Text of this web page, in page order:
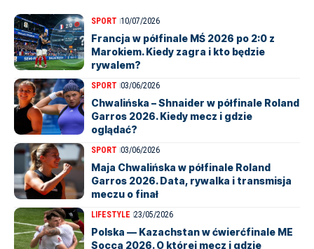
SPORT 10/07/2026
Francja w półfinale MŚ 2026 po 2:0 z
Marokiem. Kiedy zagra i kto będzie
rywalem?
SPORT 03/06/2026
Chwalińska – Shnaider w półfinale Roland
Garros 2026. Kiedy mecz i gdzie
oglądać?
SPORT 03/06/2026
Maja Chwalińska w półfinale Roland
Garros 2026. Data, rywalka i transmisja
meczu o finał
LIFESTYLE 23/05/2026
Polska — Kazachstan w ćwierćfinale ME
Socca 2026. O której mecz i gdzie